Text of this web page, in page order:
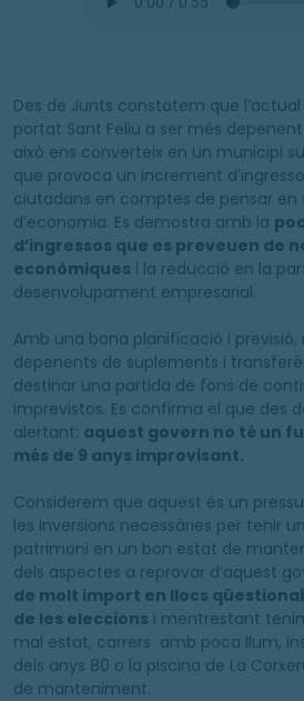
Des de Junts constatem que
portat Sant Feliu a ser més
això ens converteix en un municipi
que provoca un increment
ciutadans en comptes de pensar en
d’economia. Es demostra amb la
d’ingressos que es preveuen de
econòmiques i la reducció en la
desenvolupament empresarial.
Amb una bona planificació i previsió,
depenents de suplements i
destinar una partida de fons de
imprevistos. Es confirma el que des
alertant: aquest govern no té un
més de 9 anys improvisant.
Considerem que aquest és un
les inversions necessàries per tenir
patrimoni en un bon estat de
dels aspectes a reprovar d’aquest
de molt import en llocs
de les eleccions i mentrestant
mal estat, carrers amb poca llum,
dels anys 80 o la piscina de La
de manteniment.